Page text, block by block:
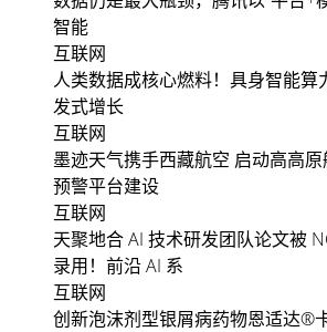
智能
互联网
人类数据成核心燃料！具身智能算
发式增长
互联网
墨迹天气携手西藏航空 启动高高
预警平台建设
互联网
天聚地合 AI 技术研发团队论文被
录用！前沿 AI 系
互联网
创新泡沫剂型银屑病药物恩适达®